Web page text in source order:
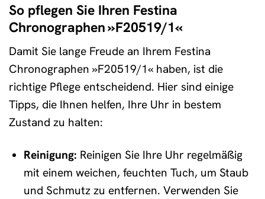
So pflegen Sie Ihren Festina
Chronographen »F20519/1«
Damit Sie lange Freude an Ihrem Festina
Chronographen »F20519/1« haben, ist die
richtige Pflege entscheidend. Hier sind einige
Tipps, die Ihnen helfen, Ihre Uhr in bestem
Zustand zu halten:
Reinigung: Reinigen Sie Ihre Uhr regelmäßig
mit einem weichen, feuchten Tuch, um Staub
und Schmutz zu entfernen. Verwenden Sie